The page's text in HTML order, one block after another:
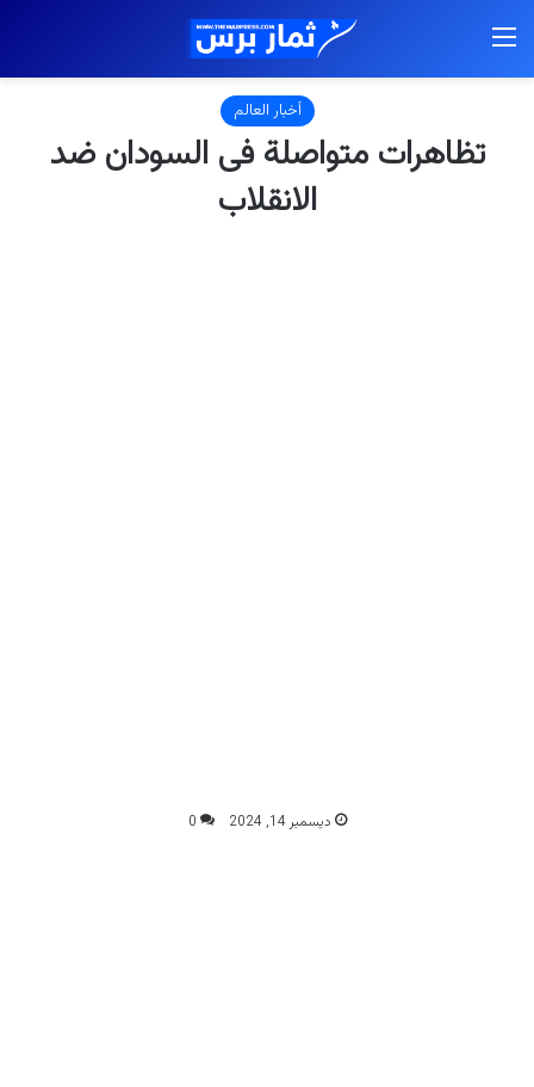
أخبار العالم
تظاهرات متواصلة فى السودان ضد
الانقلاب
ديسمبر 14, 2024 0